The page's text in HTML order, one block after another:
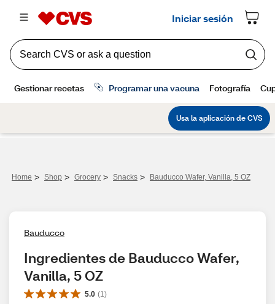
Home > Shop > Grocery > Snacks > Bauducco Wafer, Vanilla, 5 OZ
Bauducco
Ingredientes de Bauducco Wafer,
Vanilla, 5 OZ
5.0 (1 )